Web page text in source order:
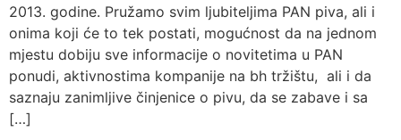
2013. godine. Pružamo svim ljubiteljima PAN piva, ali i
onima koji će to tek postati, mogućnost da na jednom
mjestu dobiju sve informacije o novitetima u PAN
ponudi, aktivnostima kompanije na bh tržištu, ali i da
saznaju zanimljive činjenice o pivu, da se zabave i sa
[…]